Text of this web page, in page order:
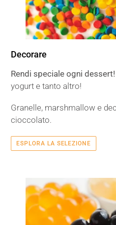
Decorare
Rendi speciale ogni dessert!
yogurt e tanto altro!
Granelle, marshmallow e
cioccolato.
ESPLORA LA SELEZIONE